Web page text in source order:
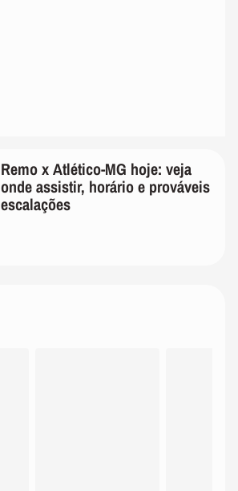
Remo x Atlético-MG hoje: veja
onde assistir, horário e prováveis
escalações